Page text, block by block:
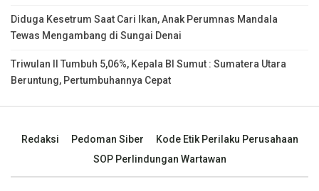
Diduga Kesetrum Saat Cari Ikan, Anak Perumnas Mandala
Tewas Mengambang di Sungai Denai
Triwulan II Tumbuh 5,06%, Kepala BI Sumut : Sumatera Utara
Beruntung, Pertumbuhannya Cepat
Redaksi Pedoman Siber
Kode Etik Perilaku Perusahaan
SOP Perlindungan Wartawan